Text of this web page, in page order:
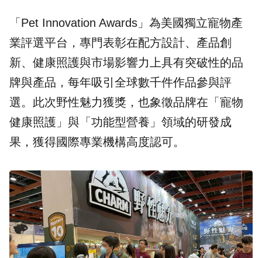
「Pet Innovation Awards」為美國獨立寵物產
業評選平台，專門表彰在配方設計、產品創
新、健康照護與市場影響力上具有突破性的品
牌與產品，每年吸引全球數千件作品參與評
選。此次野性魅力獲獎，也象徵品牌在「 寵物
健康照護 」與「功能型營養」領域的研發成
果，獲得國際專業機構高度認可。